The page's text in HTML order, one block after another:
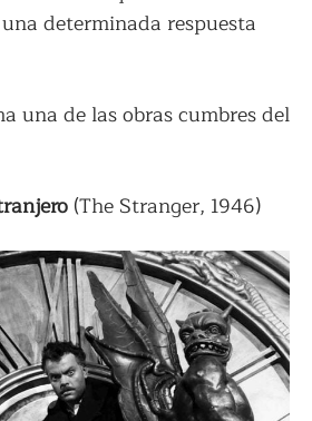
determinada respuesta
una de las obras cumbres del
(The Stranger, 1946)